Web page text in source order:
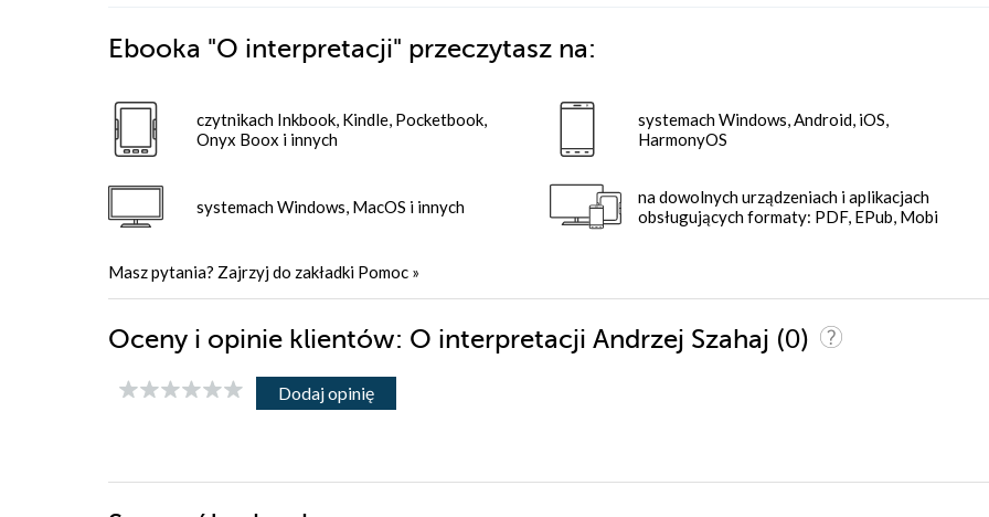
Ebooka "O interpretacji" przeczytasz na:
czytnikach Inkbook, Kindle, Pocketbook,
Onyx Boox i innych
systemach Windows, MacOS i innych
systemach Windows, Android, iOS,
HarmonyOS
na dowolnych urządzeniach i aplikacjach
obsługujących formaty: PDF, EPub, Mobi
Masz pytania? Zajrzyj do zakładki Pomoc »
Oceny i opinie klientów: O interpretacji Andrzej Szahaj (0)
Dodaj opinię